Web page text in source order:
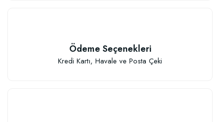
Sepete Ekle
Ödeme Seçenekleri
Kredi Kartı, Havale ve Posta Çeki